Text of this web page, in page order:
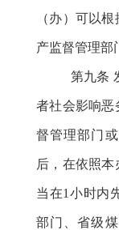
（办）可以
产监督管理部
第九条
者社会影响恶
督管理部门
后，在依照
当在1小时内
部门、省级